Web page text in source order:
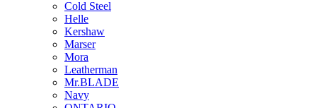
Cold Steel
Helle
Kershaw
Marser
Mora
Leatherman
Mr.BLADE
Navy